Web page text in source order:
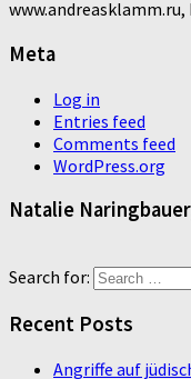
www.andreasklamm.ru,
Meta
Log in
Entries feed
Comments feed
WordPress.org
Natalie
Search for:
Recent Posts
Angriffe auf